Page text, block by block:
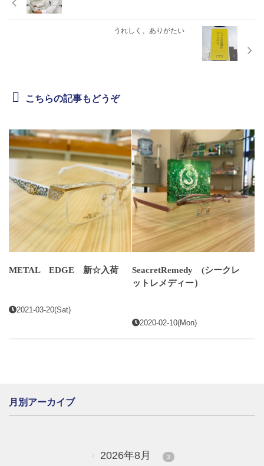
うれしく、ありがたい
こちらの記事もどうぞ
METAL EDGE 新☆入荷
2021-03-20(Sat)
SeacretRemedy (シークレ
ットレメディー）
2020-02-10(Mon)
月別アーカイブ
2026年8月 3